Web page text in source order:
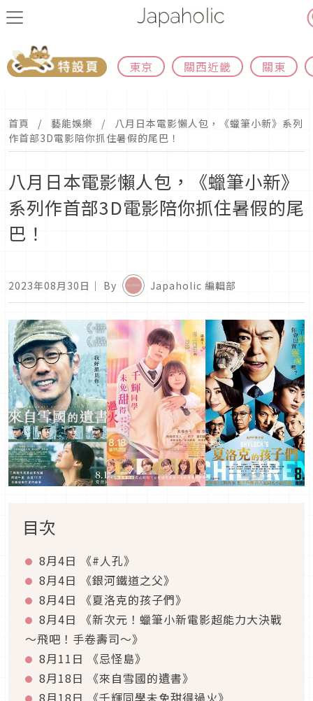
東京 關西近畿 關東
首頁 藝能娛樂
八月日本電影懶人包，《蠟筆小新》系列
作首部3D電影陪你抓住暑假的尾巴！
八月日本電影懶人包，《蠟筆小新》
系列作首部3D電影陪你抓住暑假的尾
巴！
2023年08月30日 ｜ By Japaholic 編輯部
目次
8月4日 《#人孔》
8月4日 《銀河鐵道之父》
8月4日 《夏洛克的孩子們》
8月4日 《新次元！蠟筆小新電影超能力大決戰
～飛吧！手卷壽司～》
8月11日 《忌怪島》
8月18日 《來自雪國的遺書》
8月18日 《千輝同學未免甜得過火》